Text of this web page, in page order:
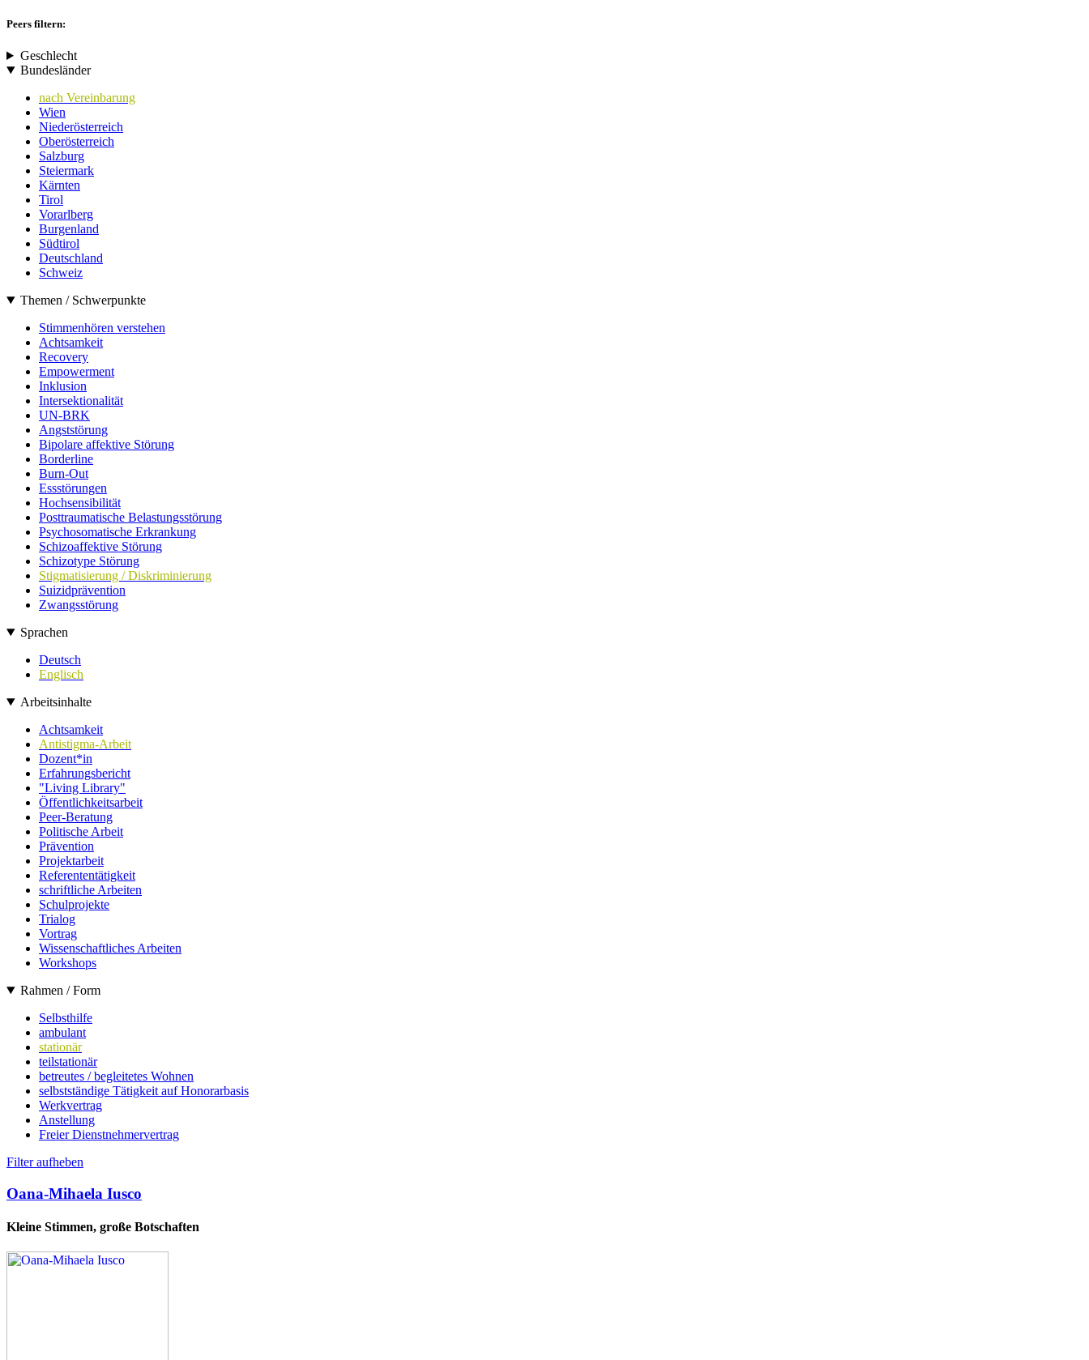
Peers filtern:
Geschlecht
Bundesländer
nach Vereinbarung
Wien
Niederösterreich
Oberösterreich
Salzburg
Steiermark
Kärnten
Tirol
Vorarlberg
Burgenland
Südtirol
Deutschland
Schweiz
Themen / Schwerpunkte
Stimmenhören verstehen
Achtsamkeit
Recovery
Empowerment
Inklusion
Intersektionalität
UN-BRK
Angststörung
Bipolare affektive Störung
Borderline
Burn-Out
Essstörungen
Hochsensibilität
Posttraumatische Belastungsstörung
Psychosomatische Erkrankung
Schizoaffektive Störung
Schizotype Störung
Stigmatisierung / Diskriminierung
Suizidprävention
Zwangsstörung
Sprachen
Deutsch
Englisch
Arbeitsinhalte
Achtsamkeit
Antistigma-Arbeit
Dozent*in
Erfahrungsbericht
"Living Library"
Öffentlichkeitsarbeit
Peer-Beratung
Politische Arbeit
Prävention
Projektarbeit
Referententätigkeit
schriftliche Arbeiten
Schulprojekte
Trialog
Vortrag
Wissenschaftliches Arbeiten
Workshops
Rahmen / Form
Selbsthilfe
ambulant
stationär
teilstationär
betreutes / begleitetes Wohnen
selbstständige Tätigkeit auf Honorarbasis
Werkvertrag
Anstellung
Freier Dienstnehmervertrag
Filter aufheben
Oana-Mihaela Iusco
Kleine Stimmen, große Botschaften